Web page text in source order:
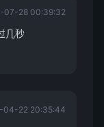
07-28 00:39:32
几秒
04-22 20:35:44